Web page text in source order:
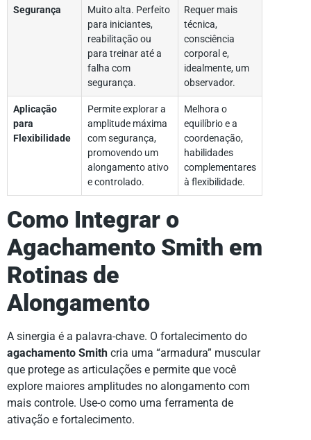
Segurança
Muito alta. Perfeito
para iniciantes,
reabilitação ou
para treinar até a
falha com
segurança.
Requer mais
técnica,
consciência
corporal e,
idealmente, um
observador.
Aplicação
para
Flexibilidade
Permite explorar a
amplitude máxima
com segurança,
promovendo um
alongamento ativo
e controlado.
Melhora o
equilíbrio e a
coordenação,
habilidades
complementares
à flexibilidade.
Como Integrar o
Agachamento Smith em
Rotinas de
Alongamento
A sinergia é a palavra-chave. O fortalecimento do
agachamento Smith cria uma “armadura” muscular
que protege as articulações e permite que você
explore maiores amplitudes no alongamento com
mais controle. Use-o como uma ferramenta de
ativação e fortalecimento.